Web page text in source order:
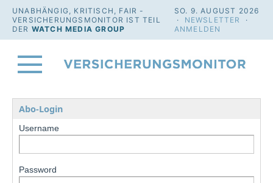
UNABHÄNGIG, KRITISCH, FAIR -
VERSICHERUNGSMONITOR IST TEIL
DER WATCH MEDIA GROUP
SO. 9. AUGUST 2026
· NEWSLETTER
·
ANMELDEN
Abo-Login
Username
Password